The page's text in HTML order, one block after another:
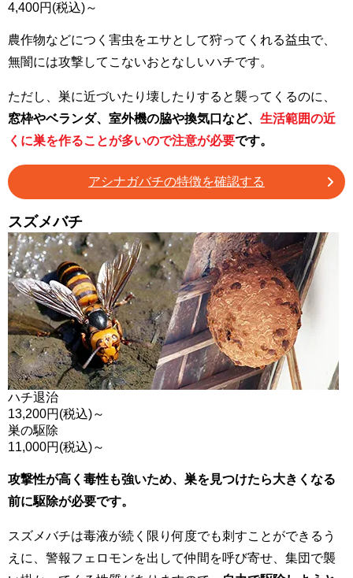
4,400円(税込)～
農作物などにつく害虫をエサとして狩ってくれる益虫で、
無闇には攻撃してこないおとなしいハチです。
ただし、巣に近づいたり壊したりすると襲ってくるのに、
窓枠やベランダ、室外機の脇や換気口など、 生活範囲の近
くに巣を作ることが多いので注意が必要です。
アシナガバチの特徴を確認する
スズメバチ
ハチ退治
13,200円(税込)～
巣の駆除
11,000円(税込)～
攻撃性が高く毒性も強いため、巣を見つけたら大きくなる
前に駆除が必要です。
スズメバチは毒液が続く限り何度でも刺すことができるう
えに、警報フェロモンを出して仲間を呼び寄せ、集団で襲